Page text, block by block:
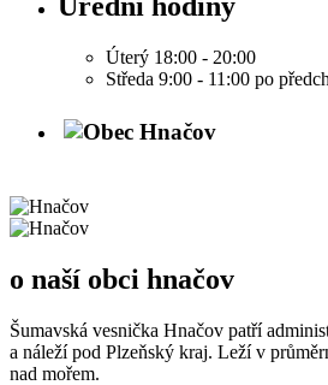
Úřední hodiny
Úterý 18:00 - 20:00
Středa 9:00 - 11:00 po
o naší obci hnačov
Šumavská vesnička Hnačov patří
a náleží pod Plzeňský kraj. Leží v
nad mořem.